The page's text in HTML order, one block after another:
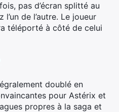
pas d’écran splitté au
de l’autre. Le joueur
téléporté à côté de celui
doublé en
pour Astérix et
propres à la saga et